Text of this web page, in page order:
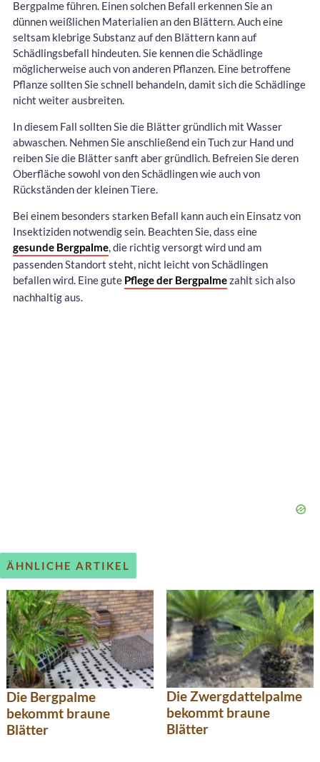
Bergpalme führen. Einen solchen Befall erkennen Sie an
dünnen weißlichen Materialien an den Blättern. Auch eine
seltsam klebrige Substanz auf den Blättern kann auf
Schädlingsbefall hindeuten. Sie kennen die Schädlinge
möglicherweise auch von anderen Pflanzen. Eine betroffene
Pflanze sollten Sie schnell behandeln, damit sich die Schädlinge
nicht weiter ausbreiten.
In diesem Fall sollten Sie die Blätter gründlich mit Wasser
abwaschen. Nehmen Sie anschließend ein Tuch zur Hand und
reiben Sie die Blätter sanft aber gründlich. Befreien Sie deren
Oberfläche sowohl von den Schädlingen wie auch von
Rückständen der kleinen Tiere.
Bei einem besonders starken Befall kann auch ein Einsatz von
Insektiziden notwendig sein. Beachten Sie, dass eine
gesunde Bergpalme , die richtig versorgt wird und am
passenden Standort steht, nicht leicht von Schädlingen
befallen wird. Eine gute Pflege der Bergpalmezahlt sich also
nachhaltig aus.
ÄHNLICHE ARTIKEL
Die Bergpalme
bekommt braune
Blätter
Die Zwergdattelpalme
bekommt braune
Blätter